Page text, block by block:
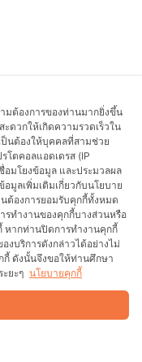
ามต้องการของท่านมากยิ่งขึ้น
ดวกให้เกิดความรวดเร็วใน
ป็นต้องให้บุคคลที่สามช่วย
โตคอลแอดเดรส (IP
อมโยงข้อมูล และประมวลผล
มูลเพิ่มเติมเกี่ยวกับนโยบาย
ต้องการยอมรับคุกกี้ทั้งหมด
ทำงานของคุกกี้บางส่วนหรือ
หากท่านปิดการทำงานคุกกี้
งบริการดังกล่าวได้อย่างไม่
กี้ ดังนั้นจึงขอให้ท่านศึกษา
ยะๆ นโยบายคุกกี้